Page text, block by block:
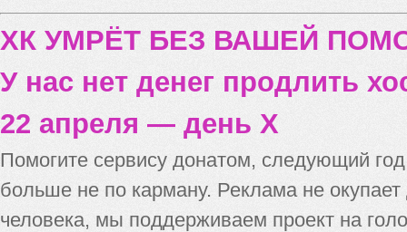
ХК УМРЁТ БЕЗ ВАШЕЙ
У нас нет денег продлить
22 апреля — день X
Помогите сервису донатом, следующий
больше не по карману. Реклама не
человека, мы поддерживаем проект на